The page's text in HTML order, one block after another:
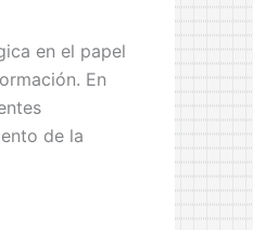
en el papel
En
de la